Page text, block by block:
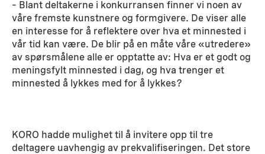
– Blant deltakerne i konkurransen finner vi noen av
våre fremste kunstnere og formgivere. De viser alle
en interesse for å reflektere over hva et minnested i
vår tid kan være. De blir på en måte våre «utredere»
av spørsmålene alle er opptatte av: Hva er et godt og
meningsfylt minnested i dag, og hva trenger et
minnested å lykkes med for å lykkes?
KORO hadde mulighet til å invitere opp til tre
deltagere uavhengig av prekvalifiseringen. Det store